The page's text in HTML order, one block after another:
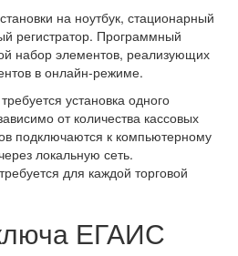
на ноутбук, стационарный
регистратор. Программный
набор элементов, реализующих
в онлайн-режиме.
установка одного
от количества кассовых
подключаются к компьютерному
локальную сеть.
для каждой торговой
ЕГАИС